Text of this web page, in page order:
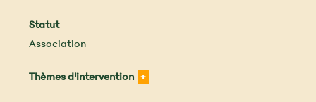
Statut
Association
Thèmes d'intervention